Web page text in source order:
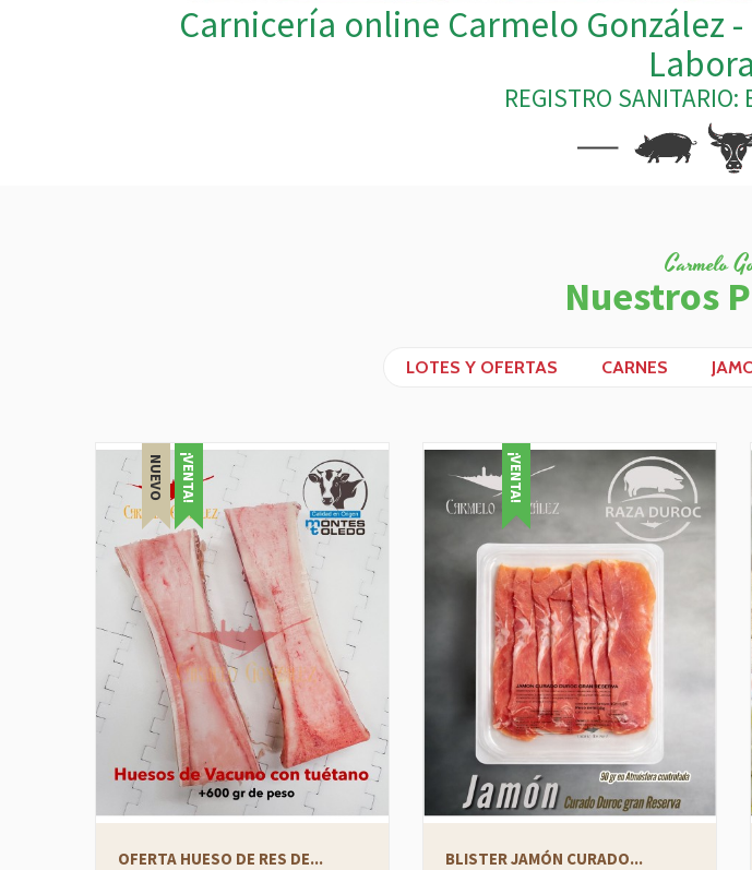
Carnicería online Carmelo González
REGISTRO SANITARIO:
Carmelo
Nuestros
LOTES Y OFERTAS CARNES
NUEVO ¡VENTA!
OFERTA HUESO DE RES DE...
¡VENTA!
BLISTER JAMÓN CURADO...